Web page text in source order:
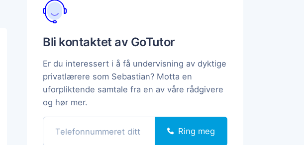
Bli kontaktet av GoTutor
Er du interessert i å få undervisning av dyktige
privatlærere som Sebastian? Motta en
uforpliktende samtale fra en av våre rådgivere
og hør mer.
Ring meg